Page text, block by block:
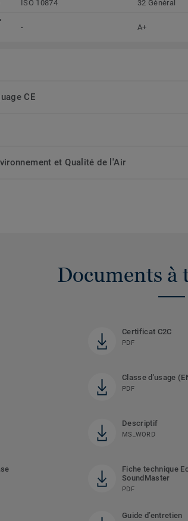
ISO 10874 32 Général
- A+
CE
et Qualité de l'Air
Documents à
Certificat C2C
PDF
Classe d'usage
PDF
Descriptif
MS_WORD
Fiche technique
SoundMaster
PDF
Guide d’entretien